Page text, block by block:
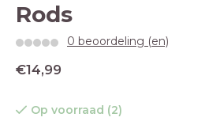
Rods
0 beoordeling (en)
€14,99
Op voorraad (2)